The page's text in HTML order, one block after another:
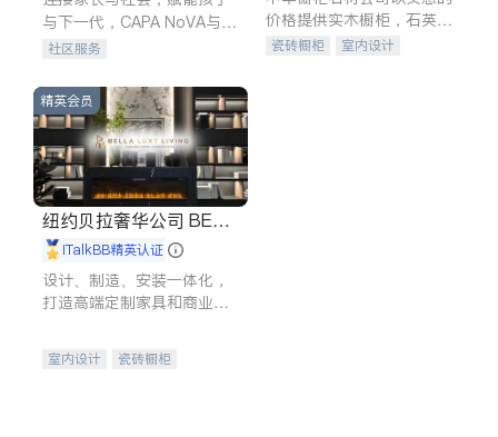
与下一代，CAPA NoVA与您
携手建设包容、公平、充满
社区服务
价格提供实木橱柜，石英石
台面，多种优质不锈钢水
瓷砖橱柜
室内设计
精英会员
纽约贝拉奢华公司 BELL
A LUXE
iTalkBB精英认证
设计、制造、安装一体化，
打造高端定制家具和商业空
室内设计
瓷砖橱柜